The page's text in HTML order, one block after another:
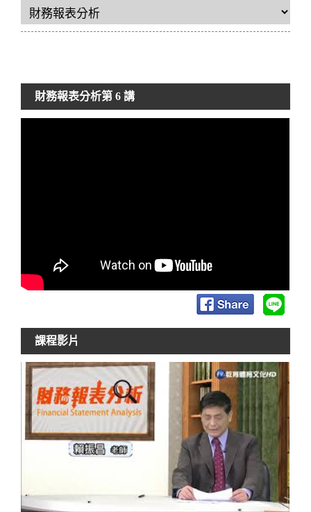
財務報表分析第 6 講
課程影片